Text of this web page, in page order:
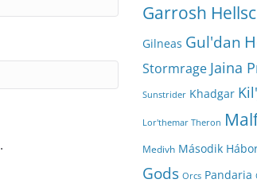
.
Garrosh
Gilneas Gul'dan
Stormrage Jaina
Sunstrider Khadgar
Lor'themar Theron
Medivh Második
Gods Orcs Pandaria